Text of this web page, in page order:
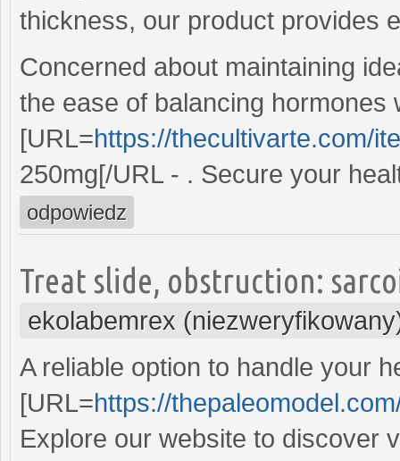
thickness, our product provides
Concerned about maintaining
the ease of balancing hormones
[URL=https://thecultivarte.com/
250mg[/URL - . Secure your
odpowiedz
Treat slide, obstruction:
ekolabemrex
A reliable option to handle your
[URL=https://
Explore our website to discover